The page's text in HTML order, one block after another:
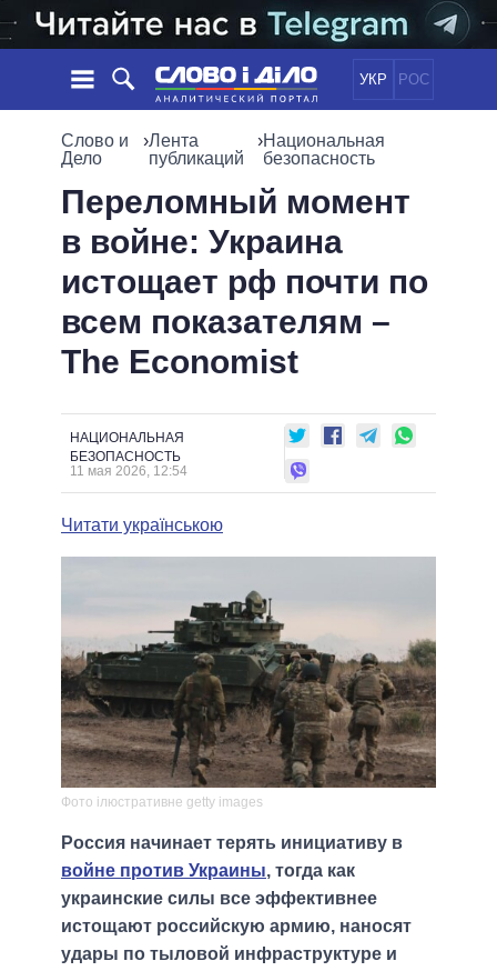
УКР РОС
НОВОСТИ
ЛЕНТА
СОБЫТИЯ
СТАТЬИ
МНЕНИЯ
ОБЗОРЫ
ДАЙДЖЕСТЫ
ПОЛИТИКА
ОБЩЕСТВО
МИР
ОБЕЩАНИЯ
ПОЛИТИКИ
ВСЕ ПОЛИТИКИ
ПРЕЗИДЕНТ И ОФИС
ВЕРХОВНАЯ РАДА
ГЛАВЫ ОБЛАДМИНИСТРАЦИЙ
МЭРЫ
ВСЕ ПЕРСОНЫ
ИНФОГРАФИКА
ВИДЕО
СРАВНЕНИЕ ПОЛИТИКОВ
Слово и
Дело
›Лента
публикаций
›Национальная
безопасность
Переломный момент
в войне: Украина
истощает рф почти по
всем показателям –
The Economist
НАЦИОНАЛЬНАЯ
БЕЗОПАСНОСТЬ
11 мая 2026, 12:54
Читати українською
Фото ілюстративне getty images
Россия начинает терять инициативу в
войне против Украины, тогда как
украинские силы все эффективнее
истощают российскую армию, наносят
удары по тыловой инфраструктуре и